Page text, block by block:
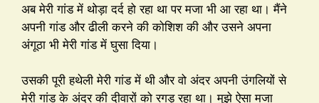
अब मेरी गांड में थोड़ा दर्द हो रहा था पर मजा भी आ रहा था। मैंने
अपनी गांड और ढीली करने की कोशिश की और उसने अपना
अंगूठा भी मेरी गांड में घुसा दिया।
उसकी पूरी हथेली मेरी गांड में थी और वो अंदर अपनी उंगलियों से
मेरी गांड के अंदर की दीवारों को रगड़ रहा था। मुझे ऐसा मजा